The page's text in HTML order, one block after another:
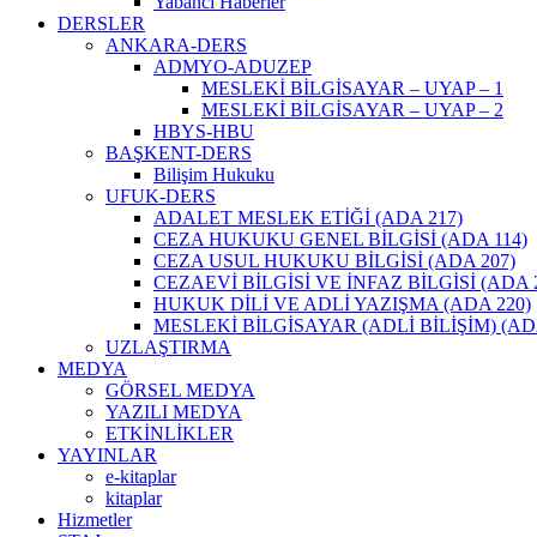
DERSLER
ANKARA-DERS
ADMYO-ADUZEP
MESLEKİ BİLGİSAYAR – UYAP – 1
MESLEKİ BİLGİSAYAR – UYAP – 2
HBYS-HBU
BAŞKENT-DERS
Bilişim Hukuku
UFUK-DERS
ADALET MESLEK ETİĞİ (ADA 217)
CEZA HUKUKU GENEL BİLGİSİ (ADA 114)
CEZA USUL HUKUKU BİLGİSİ (ADA 207)
CEZAEVİ BİLGİSİ VE İNFAZ BİLGİSİ (ADA
HUKUK DİLİ VE ADLİ YAZIŞMA (ADA 220)
MESLEKİ BİLGİSAYAR (ADLİ BİLİŞİM)
UZLAŞTIRMA
MEDYA
GÖRSEL MEDYA
YAZILI MEDYA
ETKİNLİKLER
YAYINLAR
e-kitaplar
kitaplar
Hizmetler